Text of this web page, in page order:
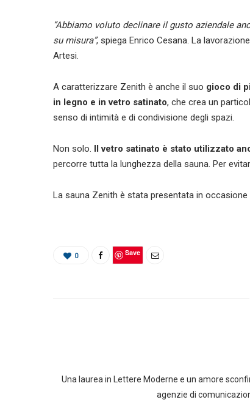
“Abbiamo voluto declinare il gusto aziendale
su misura”, spiega Enrico Cesana. La
Artesi.
A caratterizzare Zenith è anche il suo gioco di
in legno e in vetro satinato, che crea un
senso di intimità e di condivisione degli spazi.
Non solo. Il vetro satinato è stato utilizzato
percorre tutta la lunghezza della sauna. Per
La sauna Zenith è stata presentata in
0 Save
Una laurea in Lettere Moderne e un amore
agenzie di